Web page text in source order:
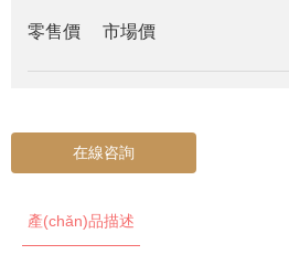
零售價 市場價
在線咨詢
產(chǎn)品描述